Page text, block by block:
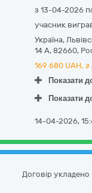
з 13-04-2026
учасник
Україна,
14 А, 82660,
169 680 UAH, з
Показати
Показати
14-04-2026,
Договір укладено